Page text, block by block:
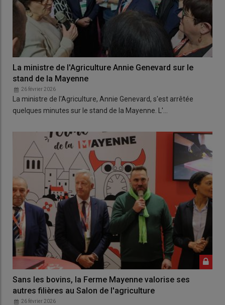
La ministre de l'Agriculture Annie Genevard sur le
stand de la Mayenne
26 février 2026
La ministre de l'Agriculture, Annie Genevard, s'est arrêtée
quelques minutes sur le stand de la Mayenne. L'…
Sans les bovins, la Ferme Mayenne valorise ses
autres filières au Salon de l'agriculture
26 février 2026